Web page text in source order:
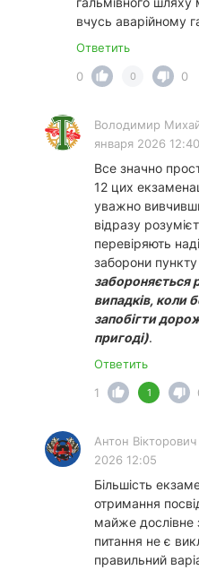
вчусь аварійному
Ответить
0
0 0
Володимир
января 2026 12:40
Все значно
12 цих
уважно
відразу
перевіряють
заборони пункту
забороняється
випадків, коли
запобігти
пригоді).
Ответить
1
1
Антон Вікторович
2026 12:05
Більшість
отримання
майже дослівне
питання не є
правильний